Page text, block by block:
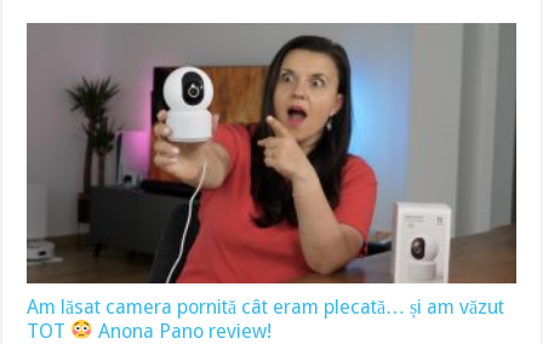
Am lăsat camera pornită cât eram plecată… și am văzut
TOT
Anona Pano review!